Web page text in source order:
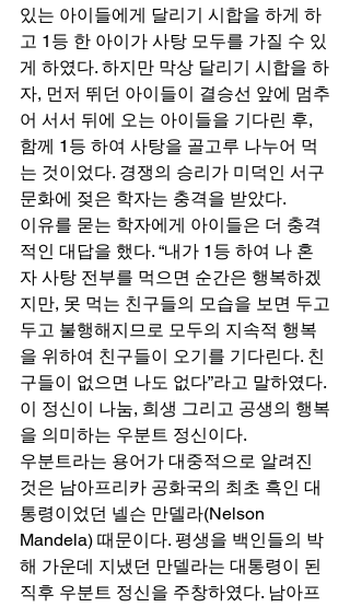
있는 아이들에게 달리기 시합을 하게 하
고 1등 한 아이가 사탕 모두를 가질 수 있
게 하였다. 하지만 막상 달리기 시합을 하
자, 먼저 뛰던 아이들이 결승선 앞에 멈추
어 서서 뒤에 오는 아이들을 기다린 후,
함께 1등 하여 사탕을 골고루 나누어 먹
는 것이었다. 경쟁의 승리가 미덕인 서구
문화에 젖은 학자는 충격을 받았다.
이유를 묻는 학자에게 아이들은 더 충격
적인 대답을 했다. “내가 1등 하여 나 혼
자 사탕 전부를 먹으면 순간은 행복하겠
지만, 못 먹는 친구들의 모습을 보면 두고
두고 불행해지므로 모두의 지속적 행복
을 위하여 친구들이 오기를 기다린다. 친
구들이 없으면 나도 없다”라고 말하였다.
이 정신이 나눔, 희생 그리고 공생의 행복
을 의미하는 우분트 정신이다.
우분트라는 용어가 대중적으로 알려진
것은 남아프리카 공화국의 최초 흑인 대
통령이었던 넬슨 만델라(Nelson
Mandela) 때문이다. 평생을 백인들의 박
해 가운데 지냈던 만델라는 대통령이 된
직후 우분트 정신을 주창하였다. 남아프